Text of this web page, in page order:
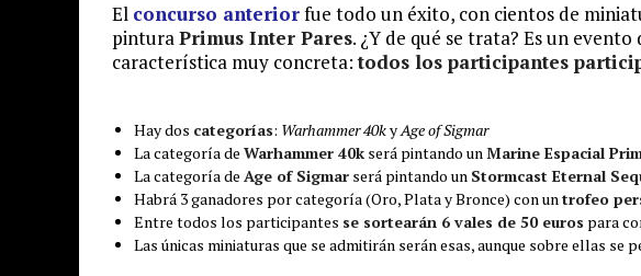
El concurso anteriorfue todo un éxito, con cientos de
pinturaPrimus Inter Pares. ¿Y de qué se trata? Es un
característica muy concreta:todos los participantes
Hay dos categorías: Warhammer 40kyAge of Sigmar
La categoría de Warhammer 40k será pintando unMarine Espacial
La categoría de Age of Sigmar será pintando un Stormcast Eternal
Habrá 3 ganadores por categoría (Oro, Plata y Bronce) con untrofeo
Entre todos los participantes se sortearán 6 vales de 50 euros para
Las únicas miniaturas que se admitirán serán esas, aunque sobre ellas se